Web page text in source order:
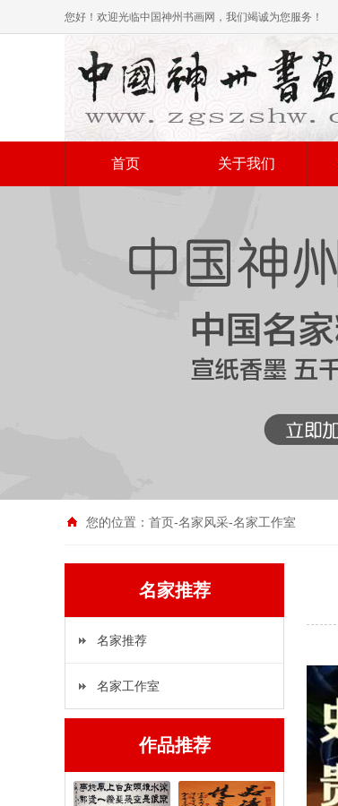
您好！欢迎光临中国神州书画网，我们竭诚为您服务！
首页 关于我们
您的位置： 首页-名家风采-名家工作室
名家推荐
名家推荐
名家工作室
作品推荐